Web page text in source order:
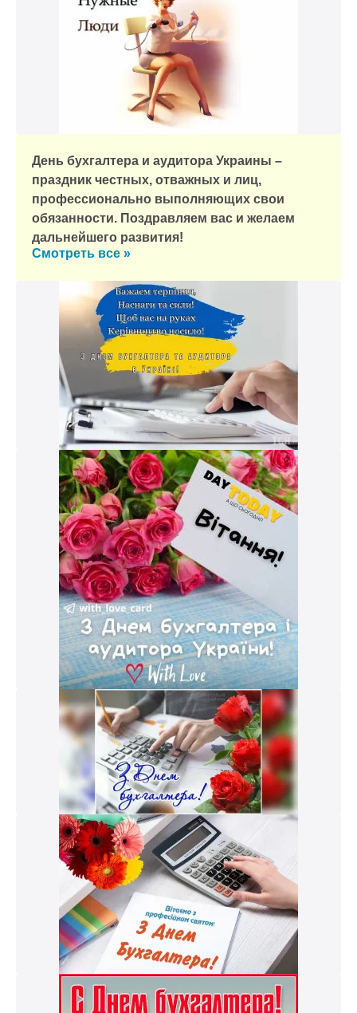
День бухгалтера и аудитора Украины –
праздник честных, отважных и лиц,
профессионально выполняющих свои
обязанности. Поздравляем вас и желаем
дальнейшего развития!
Смотреть все »